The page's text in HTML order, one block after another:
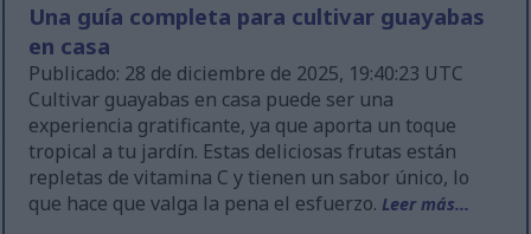
Una guía completa para cultivar guayabas
en casa
Publicado: 28 de diciembre de 2025, 19:40:23 UTC
Cultivar guayabas en casa puede ser una
experiencia gratificante, ya que aporta un toque
tropical a tu jardín. Estas deliciosas frutas están
repletas de vitamina C y tienen un sabor único, lo
que hace que valga la pena el esfuerzo.Leer más...